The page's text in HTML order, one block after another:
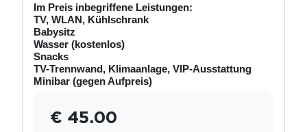
Im Preis inbegriffene Leistungen:
TV, WLAN, Kühlschrank
Babysitz
Wasser (kostenlos)
Snacks
TV-Trennwand, Klimaanlage, VIP-Ausstattung
Minibar (gegen Aufpreis)
€ 45.00